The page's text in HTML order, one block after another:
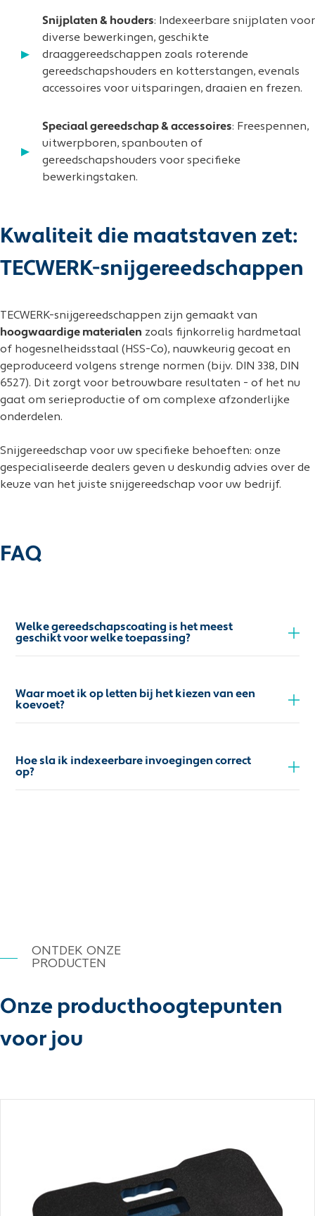
Snijplaten & houders: Indexeerbare snijplaten voor
diverse bewerkingen, geschikte
draaggereedschappen zoals roterende
gereedschapshouders en kotterstangen, evenals
accessoires voor uitsparingen, draaien en frezen.
Speciaal gereedschap & accessoires: Freespennen,
uitwerpboren, spanbouten of
gereedschapshouders voor specifieke
bewerkingstaken.
Kwaliteit die maatstaven zet:
TECWERK-snijgereedschappen
TECWERK-snijgereedschappen zijn gemaakt van
hoogwaardige materialen zoals fijnkorrelig hardmetaal
of hogesnelheidsstaal (HSS-Co), nauwkeurig gecoat en
geproduceerd volgens strenge normen (bijv. DIN 338, DIN
6527). Dit zorgt voor betrouwbare resultaten - of het nu
gaat om serieproductie of om complexe afzonderlijke
onderdelen.
Snijgereedschap voor uw specifieke behoeften: onze
gespecialiseerde dealers geven u deskundig advies over de
keuze van het juiste snijgereedschap voor uw bedrijf.
FAQ
Welke gereedschapscoating is het meest
geschikt voor welke toepassing?
Waar moet ik op letten bij het kiezen van een
koevoet?
Hoe sla ik indexeerbare invoegingen correct
op?
ONTDEK ONZE
PRODUCTEN
Onze producthoogtepunten
voor jou